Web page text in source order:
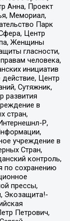
Анна, Проект
Мемориал,
Парк
Центр
Женщины
гласности,
человека,
инициатив
Центр
Сутяжник,
в
стран,
Р,
учреждение в
Стран,
контроль,
по сохранению
прессы,
Экозащита!-
Петрович,